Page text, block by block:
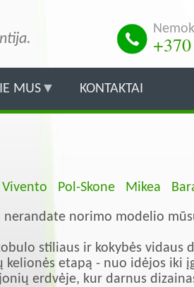
MUS KONTAKTAI
Vivento Pol-Skone Mikea
nerandate norimo modelio
stiliaus ir kokybės vidaus
etapą - nuo idėjos iki
erdvėje, kur darnus